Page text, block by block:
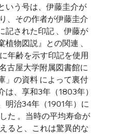
いう号は、伊藤圭介が
、その作者が伊藤圭介
記された印記 、伊藤が
物図説』との関連 、
年齢を示す印記を使用
古屋大学附属図書館に
」の資料 によって裏付
、享和3年（1803年）
明治34年（1901年）に
た 。当時の平均寿命が
ると、これは驚異的な